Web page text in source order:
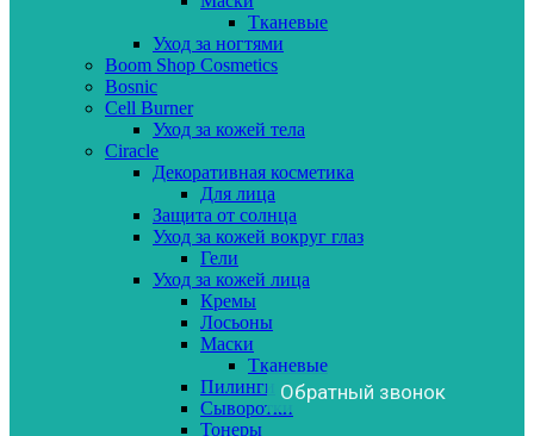
Тканевые
Уход за ногтями
Boom Shop Cosmetics
Bosnic
Cell Burner
Уход за кожей тела
Ciracle
Декоративная косметика
Для лица
Защита от солнца
Уход за кожей вокруг глаз
Гели
Уход за кожей лица
Кремы
Лосьоны
Маски
Тканевые
Пилинги
Сыворотки
Тонеры
Обратный звонок